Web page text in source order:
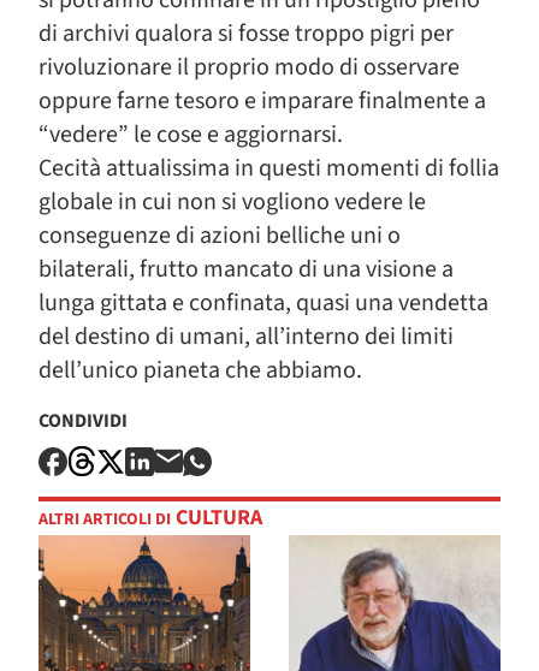
di archivi qualora si fosse troppo pigri per
rivoluzionare il proprio modo di osservare
oppure farne tesoro e imparare finalmente a
“vedere” le cose e aggiornarsi.
Cecità attualissima in questi momenti di follia
globale in cui non si vogliono vedere le
conseguenze di azioni belliche uni o
bilaterali, frutto mancato di una visione a
lunga gittata e confinata, quasi una vendetta
del destino di umani, all’interno dei limiti
dell’unico pianeta che abbiamo.
CONDIVIDI
ALTRI ARTICOLI DI CULTURA